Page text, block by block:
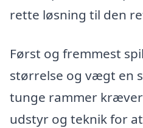
rette løsning til den
Først og fremmest
størrelse og vægt en
tunge rammer
udstyr og teknik for